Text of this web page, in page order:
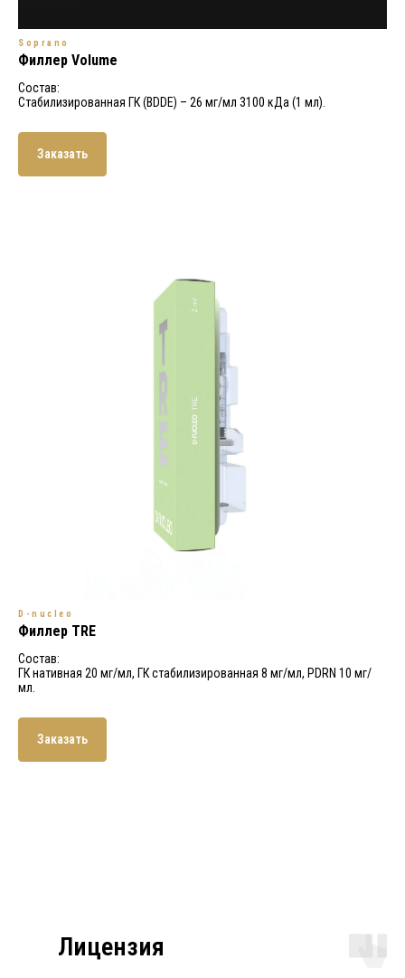
Soprano
Филлер Volume
Состав:
Стабилизированная ГК (BDDE) – 26 мг/мл 3100 кДа (1 мл).
Заказать
D-nucleo
Филлер TRE
Состав:
ГК нативная 20 мг/мл, ГК стабилизированная 8 мг/мл, PDRN 10 мг/
мл.
Заказать
Лицензия